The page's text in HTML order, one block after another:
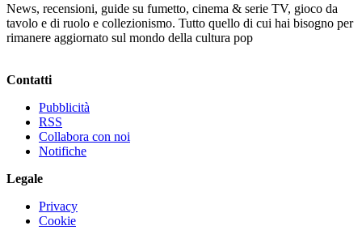
News, recensioni, guide su fumetto, cinema & serie TV, gioco da
tavolo e di ruolo e collezionismo. Tutto quello di cui hai bisogno per
rimanere aggiornato sul mondo della cultura pop
Contatti
Pubblicità
RSS
Collabora con noi
Notifiche
Legale
Privacy
Cookie